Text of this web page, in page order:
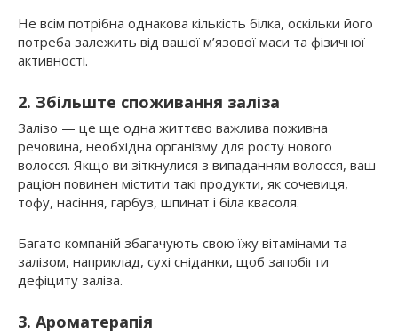
Не всім потрібна однакова кількість білка, оскільки його
потреба залежить від вашої м’язової маси та фізичної
активності.
2. Збільште споживання заліза
Залізо — це ще одна життєво важлива поживна
речовина, необхідна організму для росту нового
волосся. Якщо ви зіткнулися з випаданням волосся, ваш
раціон повинен містити такі продукти, як сочевиця,
тофу, насіння, гарбуз, шпинат і біла квасоля.
Багато компаній збагачують свою їжу вітамінами та
залізом, наприклад, сухі сніданки, щоб запобігти
дефіциту заліза.
3. Ароматерапія